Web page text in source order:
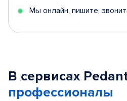
Мы онлайн, пишите,
В сервисах
профессионалы